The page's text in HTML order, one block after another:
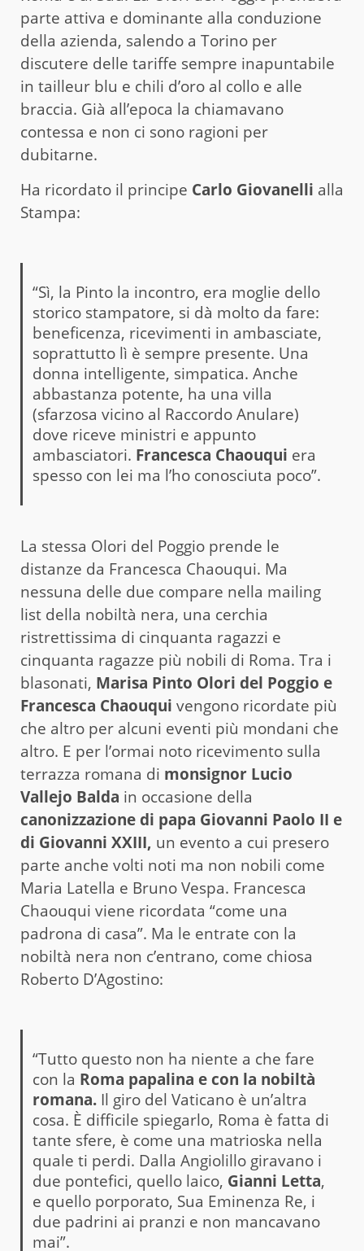
parte attiva e dominante alla conduzione
della azienda, salendo a Torino per
discutere delle tariffe sempre inapuntabile
in tailleur blu e chili d’oro al collo e alle
braccia. Già all’epoca la chiamavano
contessa e non ci sono ragioni per
dubitarne.
Ha ricordato il principe Carlo Giovanelli alla
Stampa:
“Sì, la Pinto la incontro, era moglie dello
storico stampatore, si dà molto da fare:
beneficenza, ricevimenti in ambasciate,
soprattutto lì è sempre presente. Una
donna intelligente, simpatica. Anche
abbastanza potente, ha una villa
(sfarzosa vicino al Raccordo Anulare)
dove riceve ministri e appunto
ambasciatori. Francesca Chaouqui era
spesso con lei ma l’ho conosciuta poco”.
La stessa Olori del Poggio prende le
distanze da Francesca Chaouqui. Ma
nessuna delle due compare nella mailing
list della nobiltà nera, una cerchia
ristrettissima di cinquanta ragazzi e
cinquanta ragazze più nobili di Roma. Tra i
blasonati, Marisa Pinto Olori del Poggio e
Francesca Chaouqui vengono ricordate più
che altro per alcuni eventi più mondani che
altro. E per l’ormai noto ricevimento sulla
terrazza romana di monsignor Lucio
Vallejo Balda in occasione della
canonizzazione di papa Giovanni Paolo II e
di Giovanni XXIII, un evento a cui presero
parte anche volti noti ma non nobili come
Maria Latella e Bruno Vespa. Francesca
Chaouqui viene ricordata “come una
padrona di casa”. Ma le entrate con la
nobiltà nera non c’entrano, come chiosa
Roberto D’Agostino:
“Tutto questo non ha niente a che fare
con la Roma papalina e con la nobiltà
romana.Il giro del Vaticano è un’altra
cosa. È difficile spiegarlo, Roma è fatta di
tante sfere, è come una matrioska nella
quale ti perdi. Dalla Angiolillo giravano i
due pontefici, quello laico, Gianni Letta,
e quello porporato, Sua Eminenza Re, i
due padrini ai pranzi e non mancavano
mai”.